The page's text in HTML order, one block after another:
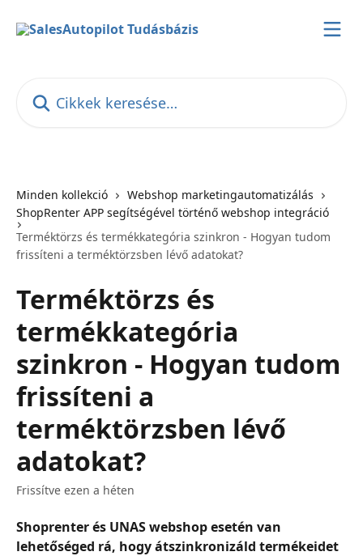
Minden kollekció
Webshop marketingautomatizálás
ShopRenter APP segítségével történő webshop integráció
Terméktörzs és termékkategória szinkron - Hogyan tudom
frissíteni a terméktörzsben lévő adatokat?
Terméktörzs és
termékkategória
szinkron - Hogyan tudom
frissíteni a
terméktörzsben lévő
adatokat?
Frissítve ezen a héten
Shoprenter és UNAS webshopesetén van
lehetőséged rá, hogy átszinkronizáld termékeidet